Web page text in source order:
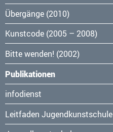
Übergänge (2010)
Kunstcode (2005 – 2008)
Bitte wenden! (2002)
Publikationen
Navigation
überspringen
infodienst
Leitfaden Jugendkunstschule